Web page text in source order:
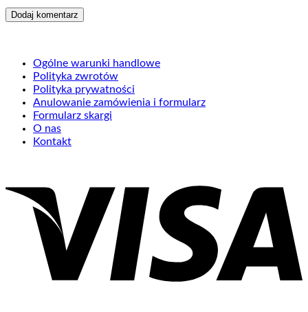
Ogólne warunki handlowe
Polityka zwrotów
Polityka prywatności
Anulowanie zamówienia i formularz
Formularz skargi
O nas
Kontakt